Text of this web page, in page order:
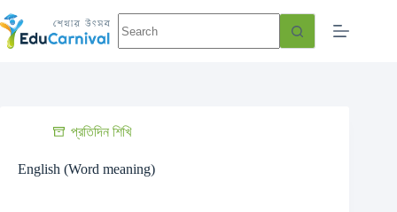
প্রতিদিন শিখি
English (Word meaning)